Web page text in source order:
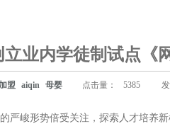
业内学徒制试点《
盟 aiqin 母婴 点击量： 5385
严峻形势倍受关注，探索人才培养